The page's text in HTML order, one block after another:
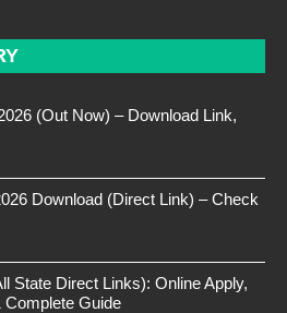
(Out Now) – Download Link,
Download (Direct Link) – Check
State Direct Links): Online Apply,
Complete Guide